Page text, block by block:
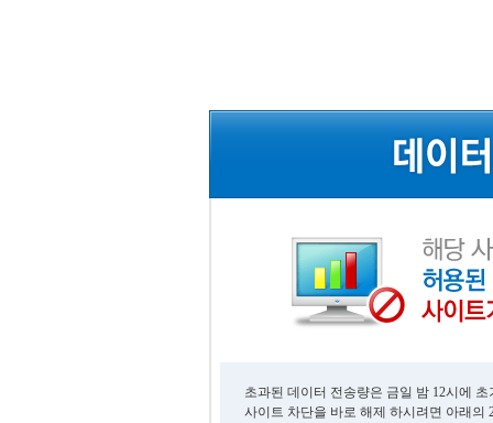
초과된 데이터 전송량은 금일 밤 12시에
사이트 차단을 바로 해제 하시려면 아래의